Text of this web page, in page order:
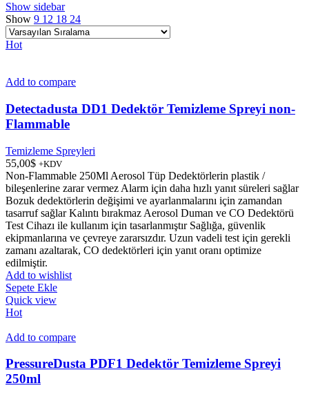
Show sidebar
Show 9 12 18 24
Hot
Add to compare
Detectadusta DD1 Dedektör Temizleme Spreyi non-
Flammable
Temizleme Spreyleri
55,00$ +KDV
Non-Flammable 250Ml Aerosol Tüp Dedektörlerin plastik /
bileşenlerine zarar vermez Alarm için daha hızlı yanıt süreleri sağlar
Bozuk dedektörlerin değişimi ve ayarlanmalarını için zamandan
tasarruf sağlar Kalıntı bırakmaz Aerosol Duman ve CO Dedektörü
Test Cihazı ile kullanım için tasarlanmıştır Sağlığa, güvenlik
ekipmanlarına ve çevreye zararsızdır. Uzun vadeli test için gerekli
zamanı azaltarak, CO dedektörleri için yanıt oranı optimize
edilmiştir.
Add to wishlist
Sepete Ekle
Quick view
Hot
Add to compare
PressureDusta PDF1 Dedektör Temizleme Spreyi
250ml